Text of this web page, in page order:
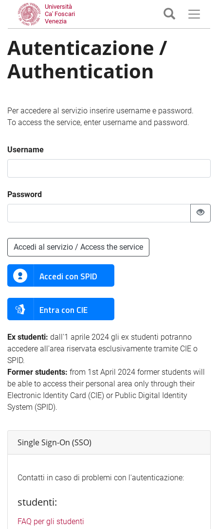
Università
Ca' Foscari
Venezia
Autenticazione /
Authentication
Per accedere al servizio inserire username e password.
To access the service, enter username and password.
Username
Password
Accedi al servizio / Access the service
Accedi con SPID
Entra con CIE
Ex studenti: dall'1 aprile 2024 gli ex studenti potranno
accedere all'area riservata esclusivamente tramite CIE o
SPID.
Former students: from 1st April 2024 former students will
be able to access their personal area only through their
Electronic Identity Card (CIE) or Public Digital Identity
System (SPID).
Single Sign-On (SSO)
Contatti in caso di problemi con l'autenticazione:
studenti:
FAQ per gli studenti